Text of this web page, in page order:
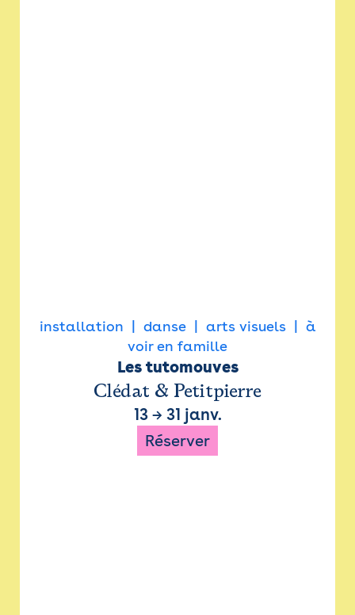
installation danse arts visuels
à
voir en famille
Les tutomouves
Clédat & Petitpierre
13→ 31 janv.
Réserver